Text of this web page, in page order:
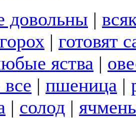
довольны |
горох | готовят
яства |
| пшеница |
| солод | ячмень